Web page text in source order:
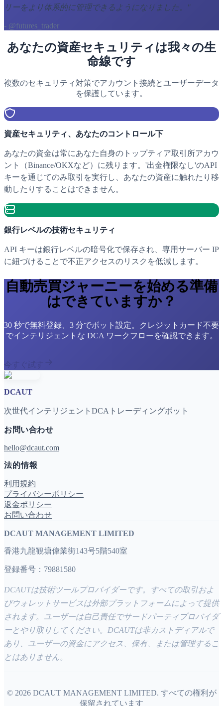
リーをより体系的に管理できるようになりました。
"
- @futures_trader
あなたの資産セキュリティは我々の生
命線です
複数のセキュリティ対策でアカウント接続とユーザーデータ
を保護しています。
資産セキュリティ、あなたのコントロール下
あなたの資金は常にあなた自身のトップティア取引所アカウ
ント（Binance/OKXなど）に残ります。'出金権限なし'のAPI
キーを通じてのみ取引を実行し、あなたの資産に触れたり移
動したりすることはできません。
銀行レベルの技術セキュリティ
API キーは銀行レベルの暗号化で保存され、専用サーバー IP
に紐づけることで不正アクセスのリスクを低減します。
自動売買ジャーニーを始める準備
はできていますか？
30 秒で無料登録、3 分でボット設定。クレジットカード不要
でインテリジェントな DCA ワークフローを確認できます。
今すぐ試す
DCAUT
次世代インテリジェントDCAトレーディングボット
お問い合わせ
hello@dcaut.com
法的情報
利用規約
プライバシーポリシー
返金ポリシー
お問い合わせ
DCAUT MANAGEMENT LIMITED
香港九龍観塘偉業街143号5階540室
登録番号：79881580
DCAUTは技術ツールプロバイダーです。すべての取引およ
びウォレットサービスは外部プラットフォームによって提供
されます。ユーザーは自己責任でサードパーティプロバイダ
ーとやり取りしてください。DCAUTは非カストディアルで
あり、ユーザーの資金にアクセス、保有、または管理するこ
とはありません。
© 2026 DCAUT MANAGEMENT LIMITED. すべての権利が
保留されています